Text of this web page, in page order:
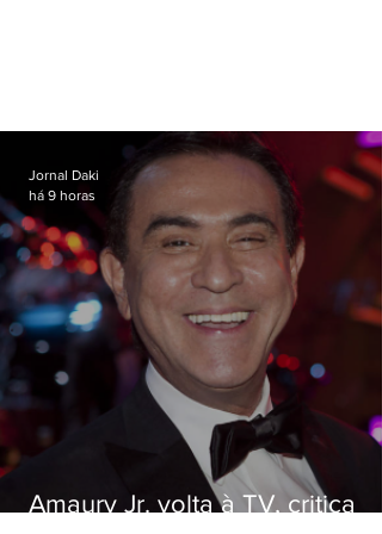
Amaury Jr. volta à TV, critica
Jornal Daki
há 9 horas